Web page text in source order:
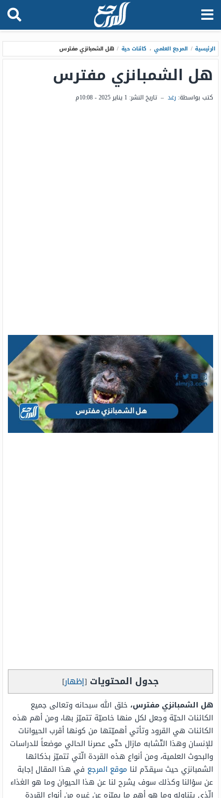
الرئيسية / المرجع العلمي ، كائنات حية / هل الشمبانزي مفترس
هل الشمبانزي مفترس
كتب بواسطة: رغد – تاريخ النشر: 1 يناير 2025 - 10:08م
جدول المحتويات [إظهار]
هل الشمبانزي مفترس، خلق الله سبحانه وتعالى جميع
الكائنات الحيّة وجعل لكل منها خاصيّة تتميّز بها، ومن أهم هذه
الكائنات هي القرود وتأتي أهميّتها من كونها أقرب الحيوانات
للإنسان وهذا التّشابه مازال حتّى عصرنا الحالي موضعاً للدراسات
والبحوث العلمية، ومن أنواع هذه القردة الّتي تتميّز بذكائها
الشمبانزي حيث سيقدّم لنا موقع المرجع في هذا المقال إجابة
عن سؤالنا وكذلك سوف يشرح لنا عن هذا الحيوان وما هو الغذاء
الّذي يتناوله وما هو أهم ما يميّزه عن غيره من أنواع القردة